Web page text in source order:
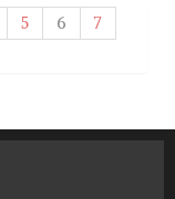
5 6
7